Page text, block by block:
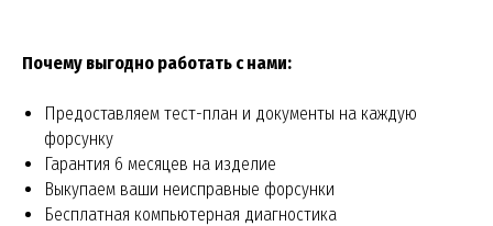
Почему выгодно работать с нами:
Предоставляем тест-план и документы на каждую
форсунку
Гарантия 6 месяцев на изделие
Выкупаем ваши неисправные форсунки
Бесплатная компьютерная диагностика